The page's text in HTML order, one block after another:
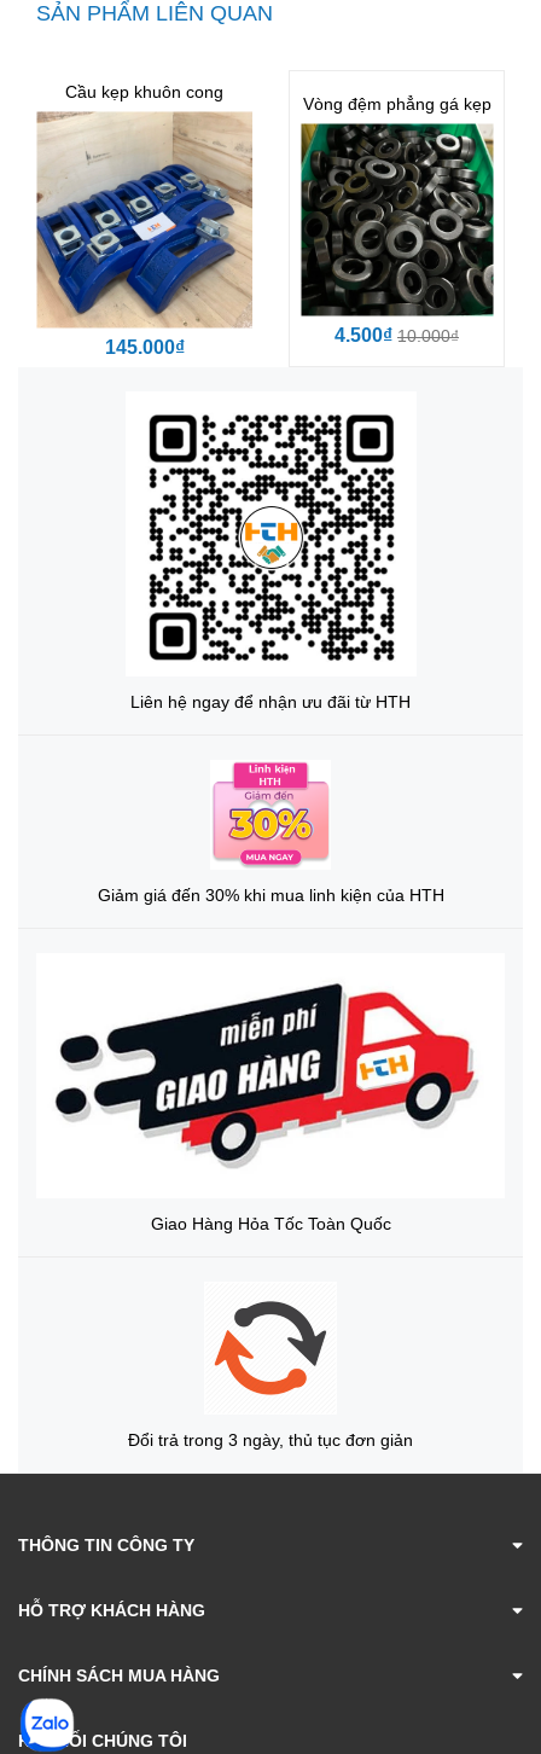
SẢN PHẨM LIÊN QUAN
Cầu kẹp khuôn cong
145.000₫
Vòng đệm phẳng gá kẹp
4.500₫ 10.000₫
Liên hệ ngay để nhận ưu đãi từ HTH
Giảm giá đến 30% khi mua linh kiện của HTH
Giao Hàng Hỏa Tốc Toàn Quốc
Đổi trả trong 3 ngày, thủ tục đơn giản
THÔNG TIN CÔNG TY
HỖ TRỢ KHÁCH HÀNG
CHÍNH SÁCH MUA HÀNG
KẾT NỐI CHÚNG TÔI